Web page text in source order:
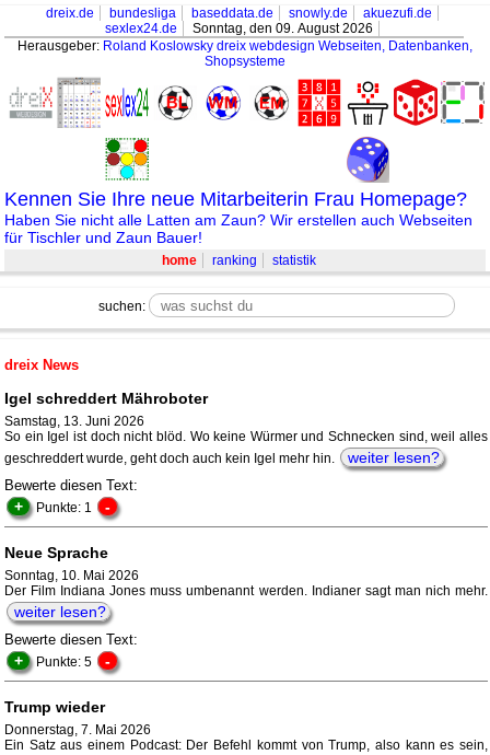
dreix.de bundesliga baseddata.de snowly.de
akuezufi.de
sexlex24.de
Sonntag, den 09. August 2026
Herausgeber: Roland Koslowsky dreix webdesign Webseiten, Datenbanken,
Shopsysteme
Kennen Sie Ihre neue Mitarbeiterin Frau Homepage?
Haben Sie nicht alle Latten am Zaun? Wir erstellen auch Webseiten
für Tischler und Zaun Bauer!
home ranking statistik
suchen:
dreix News
Igel schreddert Mähroboter
Samstag, 13. Juni 2026
So ein Igel ist doch nicht blöd. Wo keine Würmer und Schnecken sind, weil alles
geschreddert wurde, geht doch auch kein Igel mehr hin.
weiter lesen?
Bewerte diesen Text:
+ Punkte: 1 -
Neue Sprache
Sonntag, 10. Mai 2026
Der Film Indiana Jones muss umbenannt werden. Indianer sagt man nich mehr.
weiter lesen?
Bewerte diesen Text:
+ Punkte: 5 -
Trump wieder
Donnerstag, 7. Mai 2026
Ein Satz aus einem Podcast: Der Befehl kommt von Trump, also kann es sein,